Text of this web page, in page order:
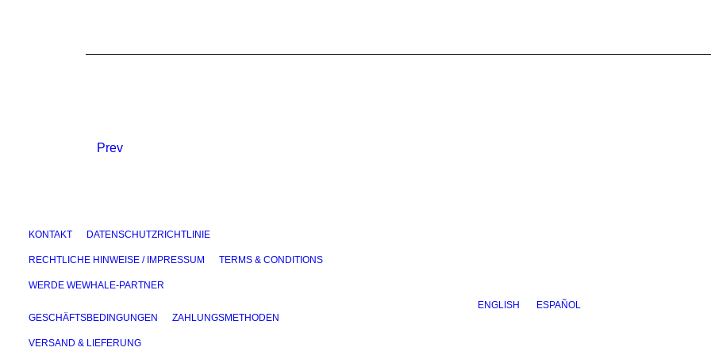
Prev
KONTAKT DATENSCHUTZRICHTLINIE
RECHTLICHE HINWEISE / IMPRESSUM TERMS & CONDITIONS
WERDE WEWHALE-PARTNER
GESCHÄFTSBEDINGUNGEN ZAHLUNGSMETHODEN
VERSAND & LIEFERUNG
ENGLISH ESPAÑOL